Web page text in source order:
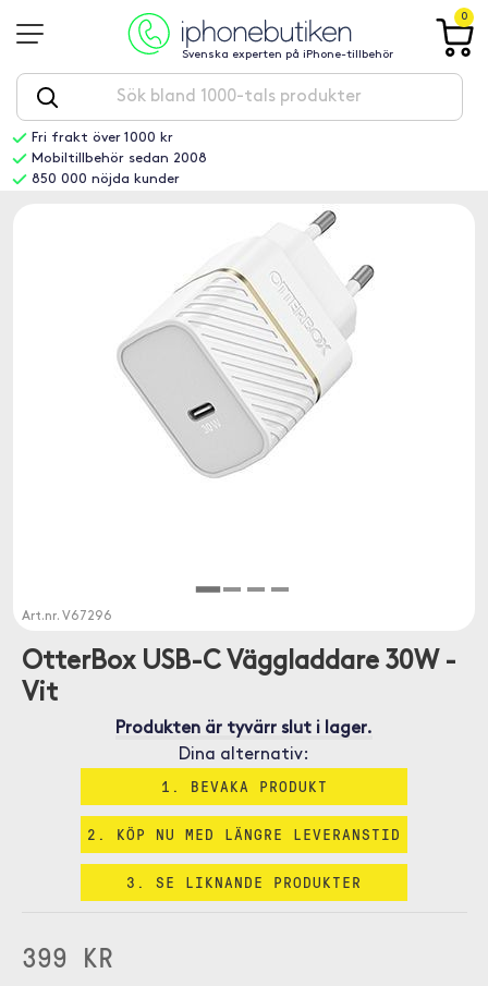
Svenska experten på iPhone-tillbehör
0
Fri frakt över 1000 kr
Mobiltillbehör sedan 2008
850 000 nöjda kunder
Art.nr. V67296
OtterBox USB-C Väggladdare 30W -
Vit
Produkten är tyvärr slut i lager.
Dina alternativ:
1. BEVAKA PRODUKT
2. KÖP NU MED LÄNGRE LEVERANSTID
3. SE LIKNANDE PRODUKTER
399 KR